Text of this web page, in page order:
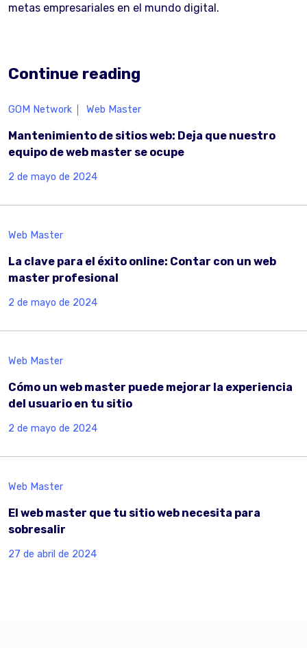
metas empresariales en el mundo digital.
Continue reading
GOM Network Web Master
Mantenimiento de sitios web: Deja que nuestro
equipo de web master se ocupe
2 de mayo de 2024
Web Master
La clave para el éxito online: Contar con un web
master profesional
2 de mayo de 2024
Web Master
Cómo un web master puede mejorar la experiencia
del usuario en tu sitio
2 de mayo de 2024
Web Master
El web master que tu sitio web necesita para
sobresalir
27 de abril de 2024